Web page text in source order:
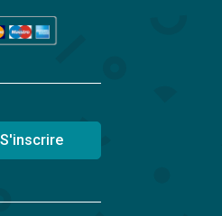
S'inscrire